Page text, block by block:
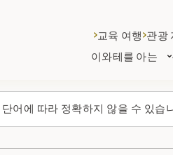
어에 따라 정확하지 않을 수 있습
이와테를 아는
교육 여행 관광